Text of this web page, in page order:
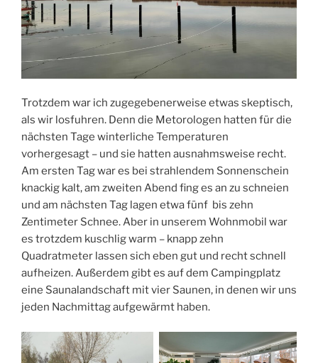
Trotzdem war ich zugegebenerweise etwas skeptisch,
als wir losfuhren. Denn die Metorologen hatten für die
nächsten Tage winterliche Temperaturen
vorhergesagt – und sie hatten ausnahmsweise recht.
Am ersten Tag war es bei strahlendem Sonnenschein
knackig kalt, am zweiten Abend fing es an zu schneien
und am nächsten Tag lagen etwa fünf bis zehn
Zentimeter Schnee. Aber in unserem Wohnmobil war
es trotzdem kuschlig warm – knapp zehn
Quadratmeter lassen sich eben gut und recht schnell
aufheizen. Außerdem gibt es auf dem Campingplatz
eine Saunalandschaft mit vier Saunen, in denen wir uns
jeden Nachmittag aufgewärmt haben.